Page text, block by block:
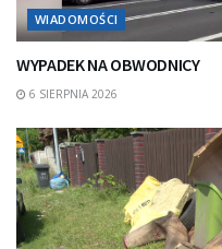
WIADOMOŚCI
WYPADEK NA OBWODNICY
6 SIERPNIA 2026